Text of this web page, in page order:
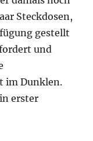
Steckdosen,
gestellt
und
im Dunklen.
erster